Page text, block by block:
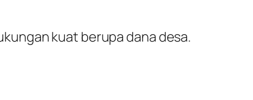
kuat berupa dana desa.